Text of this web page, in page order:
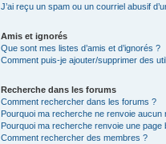
J’ai reçu un spam ou un courriel abusif
Amis et ignorés
Que sont mes listes d’amis et d’ignorés ?
Comment puis-je ajouter/supprimer des
Recherche dans les forums
Comment rechercher dans les forums ?
Pourquoi ma recherche ne renvoie aucun
Pourquoi ma recherche renvoie une page
Comment rechercher des membres ?